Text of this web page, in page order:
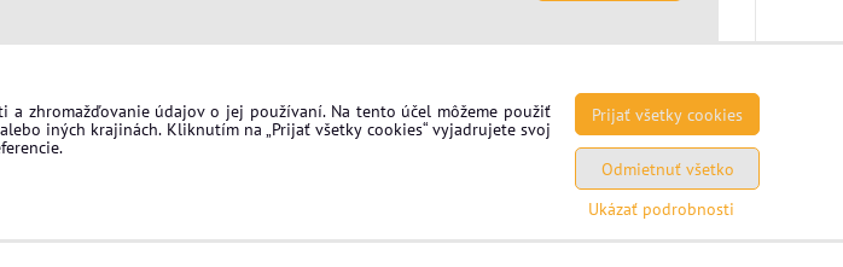
DO KOŠÍKA
zhromažďovanie údajov o jej používaní. Na tento účel môžeme použiť
iných krajinách. Kliknutím na „Prijať všetky cookies“ vyjadrujete svoj
Ukázať podrobnosti
Prijať všetky cookies
Odmietnuť všetko